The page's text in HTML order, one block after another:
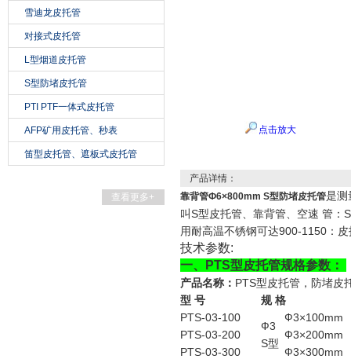
雪迪龙皮托管
对接式皮托管
L型烟道皮托管
S型防堵皮托管
PTI PTF一体式皮托管
AFP矿用皮托管、秒表
笛型皮托管、遮板式皮托管
查看更多+
点击放大
产品详情：
靠背管Ф6×800mm S型防堵皮托管是测
叫S型皮托管、靠背管、空速 管：
用耐高温不锈钢可达900-1150：
技术参数:
一、PTS型皮托管规格参数：
产品名称： PTS型皮托管，防堵皮
型 号
规 格
PTS-03-100
Ф3
S型
Ф3×100mm
PTS-03-200
Ф3×200mm
PTS-03-300
Ф3×300mm